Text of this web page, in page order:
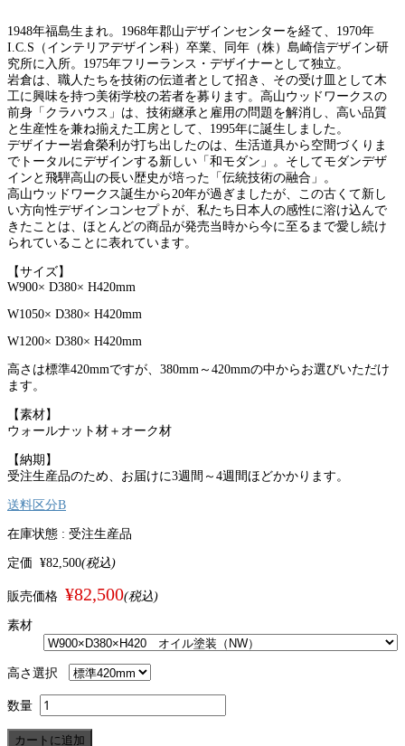
1948年福島生まれ。1968年郡山デザインセンターを経て、1970年
I.C.S（インテリアデザイン科）卒業、同年（株）島崎信デザイン研
究所に入所。1975年フリーランス・デザイナーとして独立。
岩倉は、職人たちを技術の伝道者として招き、その受け皿として木
工に興味を持つ美術学校の若者を募ります。高山ウッドワークスの
前身「クラハウス」は、技術継承と雇用の問題を解消し、高い品質
と生産性を兼ね揃えた工房として、1995年に誕生しました。
デザイナー岩倉榮利が打ち出したのは、生活道具から空間づくりま
でトータルにデザインする新しい「和モダン」。そしてモダンデザ
インと飛騨高山の長い歴史が培った「伝統技術の融合」。
高山ウッドワークス誕生から20年が過ぎましたが、この古くて新し
い方向性デザインコンセプトが、私たち日本人の感性に溶け込んで
きたことは、ほとんどの商品が発売当時から今に至るまで愛し続け
られていることに表れています。
【サイズ】
W900× D380× H420mm
W1050× D380× H420mm
W1200× D380× H420mm
高さは標準420mmですが、380mm～420mmの中からお選びいただけ
ます。
【素材】
ウォールナット材＋オーク材
【納期】
受注生産品のため、お届けに3週間～4週間ほどかかります。
送料区分B
在庫状態 : 受注生産品
定価 ¥82,500(税込)
販売価格 ¥82,500(税込)
素材
高さ選択
数量